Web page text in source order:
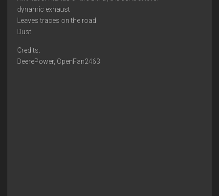
dynamic exhaust
Leaves traces on the road
Dust
Credits:
DeerePower, OpenFan2463